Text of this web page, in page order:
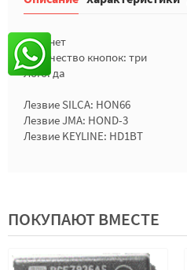
Чип: нет
Количество кнопок: три
Лого: да
Лезвие SILCA: HON66
Лезвие JMA: HOND-3
Лезвие KEYLINE: HD1BT
ПОКУПАЮТ ВМЕСТЕ